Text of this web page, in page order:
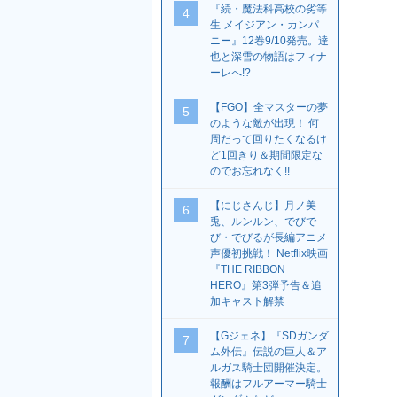
4
『続・魔法科高校の劣等
生 メイジアン・カンパ
ニー』12巻9/10発売。達
也と深雪の物語はフィナ
ーレへ!?
5
【FGO】全マスターの夢
のような敵が出現！ 何
周だって回りたくなるけ
ど1回きり＆期間限定な
のでお忘れなく!!
6
【にじさんじ】月ノ美
兎、ルンルン、でびで
び・でびるが長編アニメ
声優初挑戦！ Netflix映画
『THE RIBBON
HERO』第3弾予告＆追
加キャスト解禁
7
【Gジェネ】『SDガンダ
ム外伝』伝説の巨人＆ア
ルガス騎士団開催決定。
報酬はフルアーマー騎士